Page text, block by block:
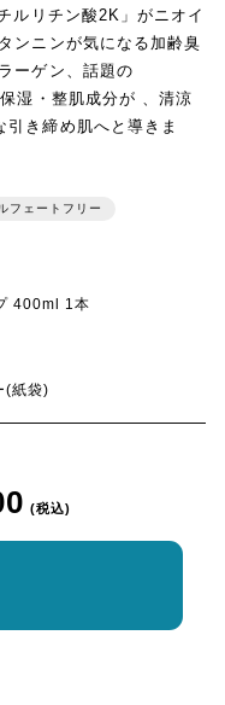
ルリチン酸2K」がニオイ
ンニンが気になる加齢臭
ーゲン、話題の
湿・整肌成分が 、清涼
き締め肌へと導きま
フェートフリー
400ml 1本
(紙袋)
(税込)